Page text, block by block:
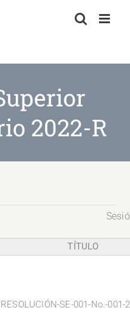
2022-R
TÍTULO
RESOLUCIÓN-SE-001-No.-001-